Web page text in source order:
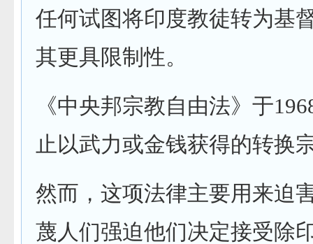
任何试图将印度教徒转为基
其更具限制性。
《中央邦宗教自由法》于
止以武力或金钱获得的转换
然而，这项法律主要用来迫
蔑人们强迫他们决定接受除